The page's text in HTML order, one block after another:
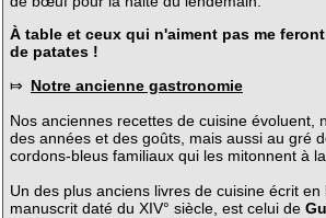
À table et ceux qui n'aiment pas me
de patates !
⤇ Notre ancienne gastronomie
Nos anciennes recettes de cuisine évoluent,
des années et des goûts, mais aussi au gré
cordons-bleus familiaux qui les mitonnent à
Un des plus anciens livres de cuisine écrit
manuscrit daté du XIV° siècle, est celui de